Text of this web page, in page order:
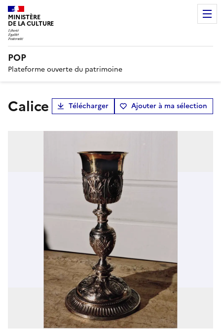
MINISTÈRE
DE LA CULTURE
POP
Plateforme ouverte du patrimoine
calice Télécharger Ajouter à ma sélection